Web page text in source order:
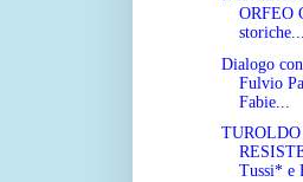
ORFEO
storiche...
Dialogo
Fulvio
Fabie...
Tussi* e